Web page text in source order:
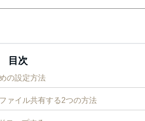
目次
の設定方法
ァイル共有する2つの方法